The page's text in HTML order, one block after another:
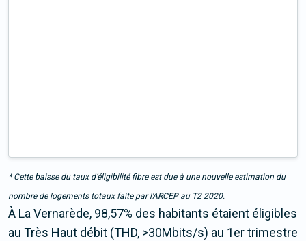
* Cette baisse du taux d’éligibilité fibre est due à une nouvelle estimation du
nombre de logements totaux faite par l’ARCEP au T2 2020.
À La Vernarède, 98,57% des habitants étaient éligibles
au Très Haut débit (THD, >30Mbits/s) au 1er trimestre